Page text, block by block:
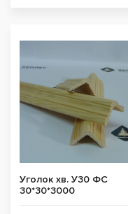
Уголок хв. У30 ФС
30*30*3000